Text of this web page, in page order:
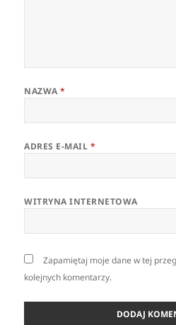
NAZWA*
ADRES E-MAIL *
WITRYNA INTERNETOWA
Zapamiętaj moje dane w tej
kolejnych komentarzy.